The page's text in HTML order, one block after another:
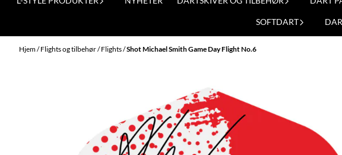
SOFTDART
Hjem/Flights og tilbehør/Flights/Shot Michael Smith Game Day Flight No.6